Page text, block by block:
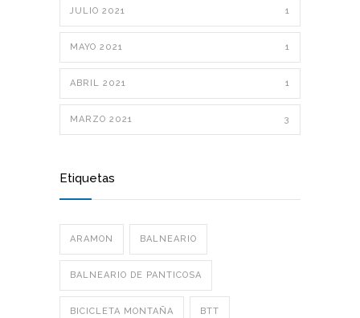
JULIO 2021 1
MAYO 2021 1
ABRIL 2021 1
MARZO 2021 3
Etiquetas
ARAMON BALNEARIO
BALNEARIO DE PANTICOSA
BICICLETA MONTAÑA BTT